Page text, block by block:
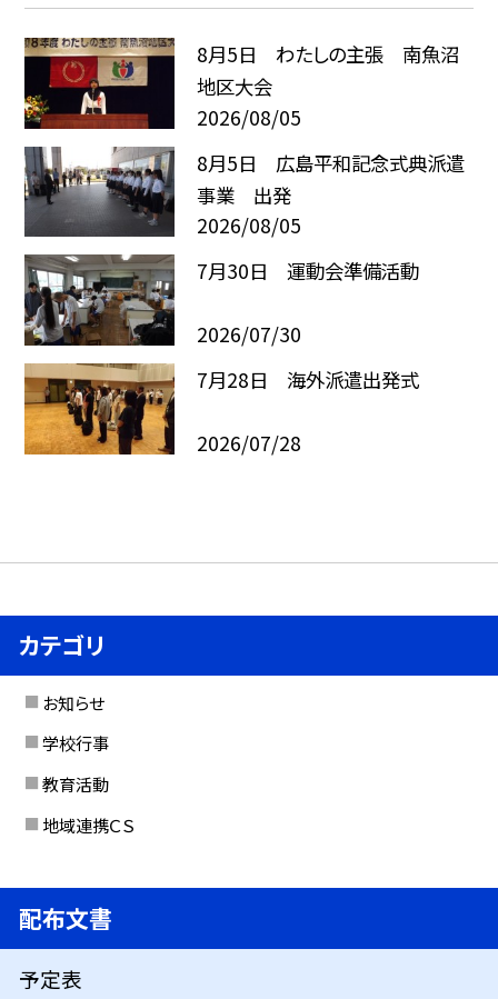
8月5日 わたしの主張 南魚沼
地区大会
2026/08/05
8月5日 広島平和記念式典派遣
事業 出発
2026/08/05
7月30日 運動会準備活動
2026/07/30
7月28日 海外派遣出発式
2026/07/28
カテゴリ
お知らせ
学校行事
教育活動
地域連携ＣＳ
配布文書
予定表